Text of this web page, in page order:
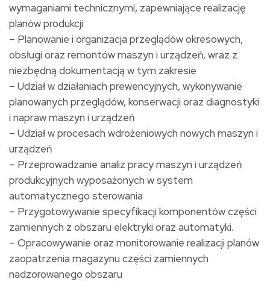
wymaganiami technicznymi, zapewniające realizację
planów produkcji
– Planowanie i organizacja przeglądów okresowych,
obsługi oraz remontów maszyn i urządzeń, wraz z
niezbędną dokumentacją w tym zakresie
– Udział w działaniach prewencyjnych, wykonywanie
planowanych przeglądów, konserwacji oraz diagnostyki
i napraw maszyn i urządzeń
– Udział w procesach wdrożeniowych nowych maszyn i
urządzeń
– Przeprowadzanie analiz pracy maszyn i urządzeń
produkcyjnych wyposażonych w system
automatycznego sterowania
– Przygotowywanie specyfikacji komponentów części
zamiennych z obszaru elektryki oraz automatyki.
– Opracowywanie oraz monitorowanie realizacji planów
zaopatrzenia magazynu części zamiennych
nadzorowanego obszaru